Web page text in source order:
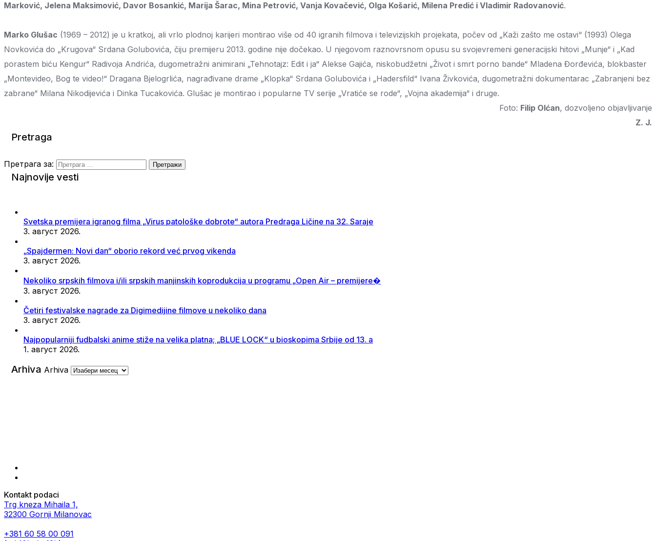
Marković, Jelena Maksimović, Davor Bosankić, Marija Šarac, Mina Petrović, Vanja Kovačević, Olga Košarić, Milena Predić i Vladimir Radovanović.
Marko Glušac (1969 – 2012) je u kratkoj, ali vrlo plodnoj karijeri montirao više od 40 igranih filmova i televizijskih projekata, počev od „Kaži zašto me ostavi“ (1993) Olega
Novkovića do „Krugova“ Srdana Golubovića, čiju premijeru 2013. godine nije dočekao. U njegovom raznovrsnom opusu su svojevremeni generacijski hitovi „Munje“ i „Kad
porastem biću Kengur“ Radivoja Andrića, dugometražni animirani „Tehnotajz: Edit i ja“ Alekse Gajića, niskobudžetni „Život i smrt porno bande“ Mladena Đorđevića, blokbaster
„Montevideo, Bog te video!“ Dragana Bjelogrlića, nagrađivane drame „Klopka“ Srdana Golubovića i „Hadersfild“ Ivana Živkovića, dugometražni dokumentarac „Zabranjeni bez
zabrane“ Milana Nikodijevića i Dinka Tucakovića. Glušac je montirao i popularne TV serije „Vratiće se rode“, „Vojna akademija“ i druge.
Foto: Filip Olćan, dozvoljeno objavljivanje
Z. J.
Pretraga
Претрага за:
Najnovije vesti
Svetska premijera igranog filma „Virus patološke dobrote“ autora Predraga Ličine na 32. Saraje
3. август 2026.
„Spajdermen: Novi dan“ oborio rekord već prvog vikenda
3. август 2026.
Nekoliko srpskih filmova i/ili srpskih manjinskih koprodukcija u programu „Open Air – premijere�
3. август 2026.
Četiri festivalske nagrade za Digimedijine filmove u nekoliko dana
3. август 2026.
Najpopularniji fudbalski anime stiže na velika platna; „BLUE LOCK“ u bioskopima Srbije od 13. a
1. август 2026.
Arhiva Arhiva
Kontakt podaci
Trg kneza Mihaila 1,
32300 Gornji Milanovac
+381 60 58 00 091